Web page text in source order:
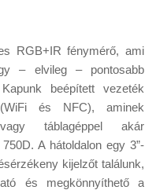
RGB+IR fénymérő, ami
– elvileg – pontosabb
beépített vezeték
és NFC), aminek
táblagéppel akár
A hátoldalon egy 3”-
kijelzőt találunk,
és megkönnyíthető a